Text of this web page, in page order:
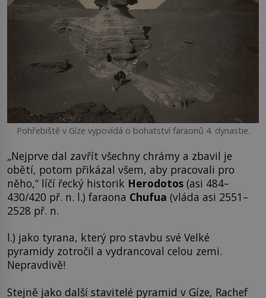
Pohřebiště v Gíze vypovídá o bohatství faraonů 4. dynastie.
„Nejprve dal zavřít všechny chrámy a zbavil je
obětí, potom přikázal všem, aby pracovali pro
něho,“ líčí řecký historik Herodotos (asi 484–
430/420 př. n. l.) faraona Chufua (vláda asi 2551–
2528 př. n.
l.) jako tyrana, který pro stavbu své Velké
pyramidy zotročil a vydrancoval celou zemi.
Nepravdivě!
Stejně jako další stavitelé pyramid v Gíze, Rachef